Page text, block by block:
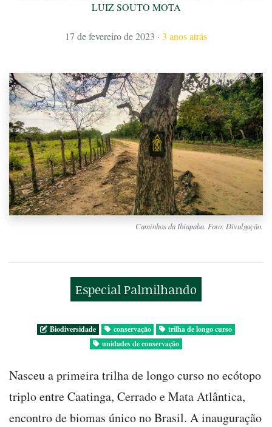
LUIZ SOUTO MOTA
17 de fevereiro de 2023 · 3 anos atrás
Caminhos da Ibiapaba. Foto: Divulgação.
Especial Palmilhando
Biodiversidade conservação
trilha de longo curso
unidades de conservação
Nasceu a primeira trilha de longo curso no ecótopo
triplo entre Caatinga, Cerrado e Mata Atlântica,
encontro de biomas único no Brasil. A inauguração